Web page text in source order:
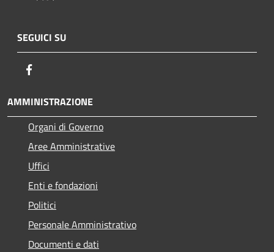
SEGUICI SU
AMMINISTRAZIONE
Organi di Governo
Aree Amministrative
Uffici
Enti e fondazioni
Politici
Personale Amministrativo
Documenti e dati